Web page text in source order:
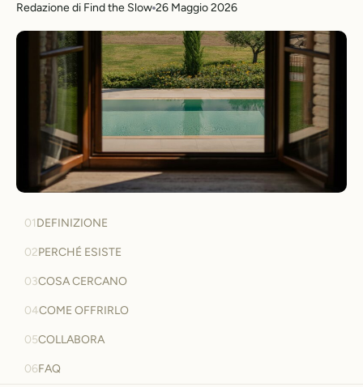
Redazione di Find the Slow 26 Maggio 2026
01DEFINIZIONE
02PERCHÉ ESISTE
03COSA CERCANO
04COME OFFRIRLO
05COLLABORA
06FAQ